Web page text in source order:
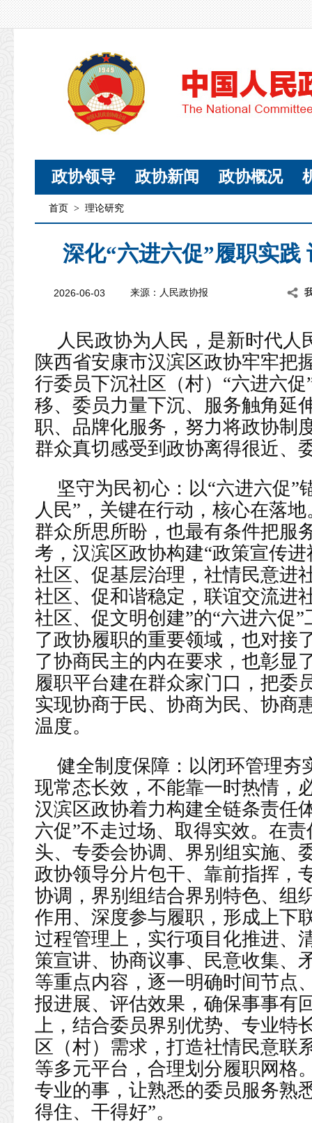
政协领导 政协新闻 政协概况
首页 > 理论研究
深化“六进六促”履职实践
2026-06-03 来源：人民政协报
人民政协为人民，是新时代
陕西省安康市汉滨区政协牢牢把
行委员下沉社区（村）“六进六
移、委员力量下沉、服务触角延
职、品牌化服务，努力将政协制
群众真切感受到政协离得很近、
坚守为民初心：以“六进六促”
人民”，关键在行动，核心在落
群众所思所盼，也最有条件把服
考，汉滨区政协构建“政策宣传
社区、促基层治理，社情民意进
社区、促和谐稳定，联谊交流进
社区、促文明创建”的“六进六促
了政协履职的重要领域，也对接
了协商民主的内在要求，也彰显
履职平台建在群众家门口，把委
实现协商于民、协商为民、协商
温度。
健全制度保障：以闭环管理夯
现常态长效，不能靠一时热情，
汉滨区政协着力构建全链条责任
六促”不走过场、取得实效。在
头、专委会协调、界别组实施、
政协领导分片包干、靠前指挥，
协调，界别组结合界别特色、组
作用、深度参与履职，形成上下
过程管理上，实行项目化推进、
策宣讲、协商议事、民意收集、
等重点内容，逐一明确时间节点
报进展、评估效果，确保事事有
上，结合委员界别优势、专业特
区（村）需求，打造社情民意联
等多元平台，合理划分履职网格
专业的事，让熟悉的委员服务熟
得住、干得好”。